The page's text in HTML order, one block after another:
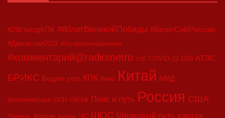
#20съездКПК #80летВеликойПобеды #ВизитСиВРоссию
#Двесессии2023 #Петербургскийдневник
#комментарий@radiometro CIIE COVID-19 G20 АТЭС
БРИКС Бодрое утро КПК Кино Китай МИД
Минкоммерции ООН ПМЭФ Пояс и путь Россия США
Форум Харбин ЧС ШОС Шёлковый путь азиада